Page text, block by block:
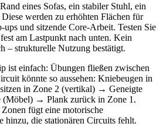
eines Sofas, ein stabiler Stuhl, ein
werden zu erhöhten Flächen für
ups und sitzende Core-Arbeit. Testen Sie
am Lastpunkt nach unten. Kein
– strukturelle Nutzung bestätigt.
ist einfach: Übungen fließen zwischen
könnte so aussehen: Kniebeugen in
in Zone 2 (vertikal) → Geneigte
(Möbel) → Plank zurück in Zone 1.
fügt eine motorische
hinzu, die stationären Circuits fehlt.